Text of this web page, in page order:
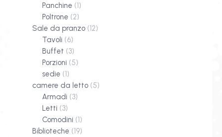
Panchine (1)
Poltrone (2)
Sale da pranzo (12)
Tavoli (6)
Buffet (3)
Porzioni (5)
sedie (1)
camere da letto (5)
Armadi (3)
Letti (3)
Comodini (1)
Biblioteche (19)